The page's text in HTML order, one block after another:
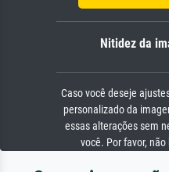
Nitidez da
Caso você deseje
personalizado da
essas alterações sem
você. Por favor,